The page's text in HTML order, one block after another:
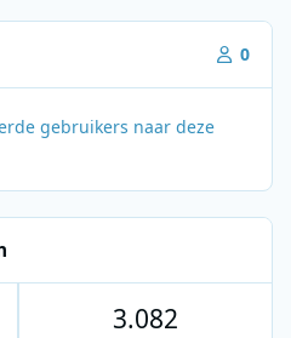
0
gebruikers naar deze
3.082